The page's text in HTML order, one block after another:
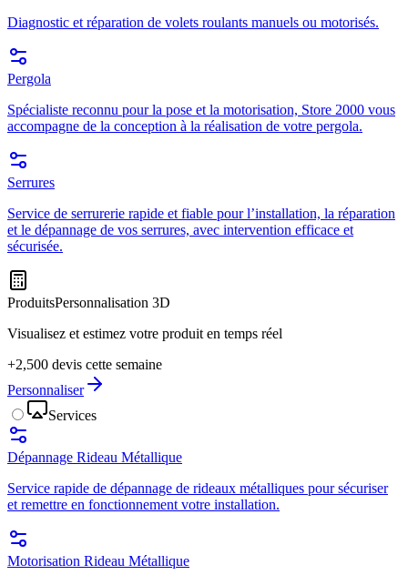
Diagnostic et réparation de volets roulants manuels ou motorisés.
Pergola
Spécialiste reconnu pour la pose et la motorisation, Store 2000 vous
accompagne de la conception à la réalisation de votre pergola.
Serrures
Service de serrurerie rapide et fiable pour l’installation, la réparation
et le dépannage de vos serrures, avec intervention efficace et
sécurisée.
ProduitsPersonnalisation 3D
Visualisez et estimez votre produit en temps réel
+2,500 devis cette semaine
Personnaliser
Services
Dépannage Rideau Métallique
Service rapide de dépannage de rideaux métalliques pour sécuriser
et remettre en fonctionnement votre installation.
Motorisation Rideau Métallique